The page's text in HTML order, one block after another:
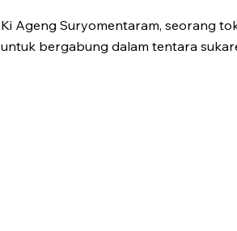
Ki Ageng Suryomentaram, seorang
untuk bergabung dalam tentara